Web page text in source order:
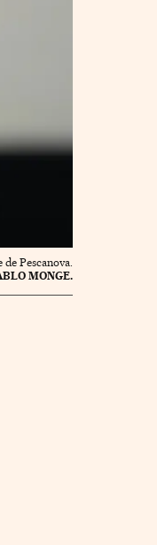
Pescanova.
MONGE.